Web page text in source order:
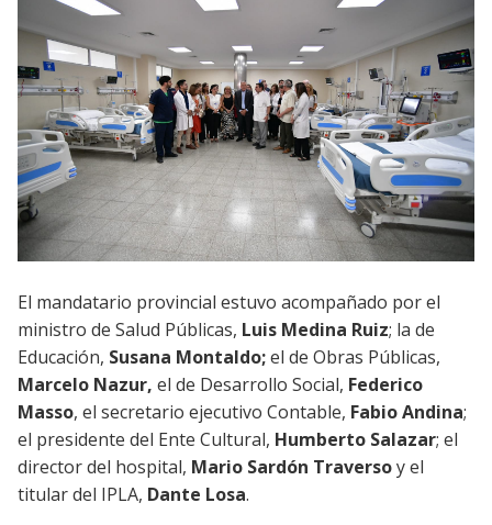
El mandatario provincial estuvo acompañado por el
ministro de Salud Públicas, Luis Medina Ruiz; la de
Educación, Susana Montaldo;el de Obras Públicas,
Marcelo Nazur, el de Desarrollo Social, Federico
Masso, el secretario ejecutivo Contable, Fabio Andina;
el presidente del Ente Cultural, Humberto Salazar; el
director del hospital, Mario Sardón Traversoy el
titular del IPLA, Dante Losa.